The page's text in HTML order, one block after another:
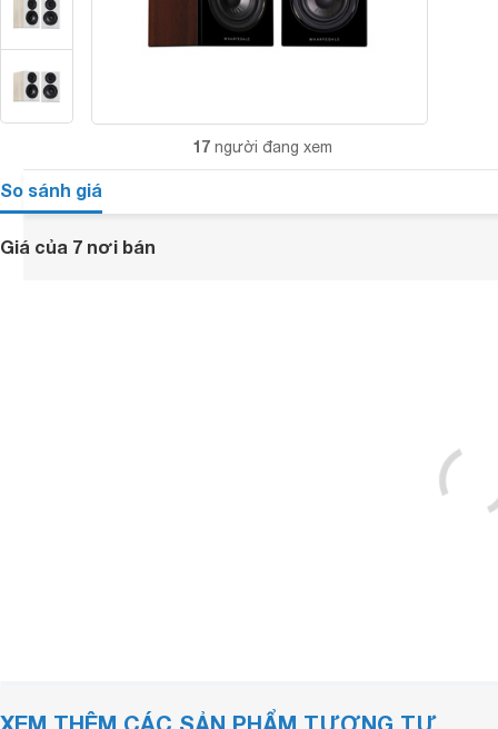
17 người đang xem
So sánh giá
Giá của 7 nơi bán
XEM THÊM CÁC SẢN PHẨM TƯƠNG TỰ